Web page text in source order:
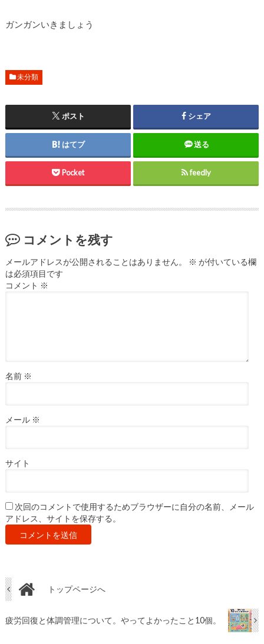
ガンガンいきましょう
未分類
ポスト シェア
はてブ 送る
Pocket feedly
コメントを残す
メールアドレスが公開されることはありません。 ※ が付いている欄
は必須項目です
コメント ※
名前 ※
メール ※
サイト
次回のコメントで使用するためブラウザーに自分の名前、メール
アドレス、サイトを保存する。
トップページへ
疲労回復と体調管理について。やってよかったこと10個。